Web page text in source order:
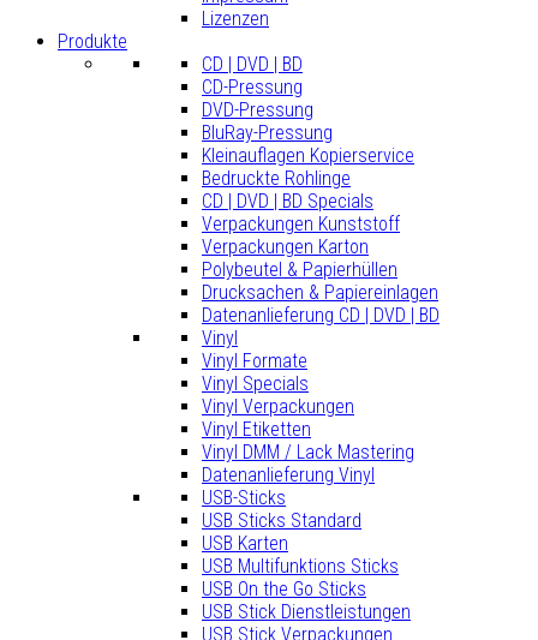
Lizenzen
Produkte
CD | DVD | BD
CD-Pressung
DVD-Pressung
BluRay-Pressung
Kleinauflagen Kopierservice
Bedruckte Rohlinge
CD | DVD | BD Specials
Verpackungen Kunststoff
Verpackungen Karton
Polybeutel & Papierhüllen
Drucksachen & Papiereinlagen
Datenanlieferung CD | DVD | BD
Vinyl
Vinyl Formate
Vinyl Specials
Vinyl Verpackungen
Vinyl Etiketten
Vinyl DMM / Lack Mastering
Datenanlieferung Vinyl
USB-Sticks
USB Sticks Standard
USB Karten
USB Multifunktions Sticks
USB On the Go Sticks
USB Stick Dienstleistungen
USB Stick Verpackungen